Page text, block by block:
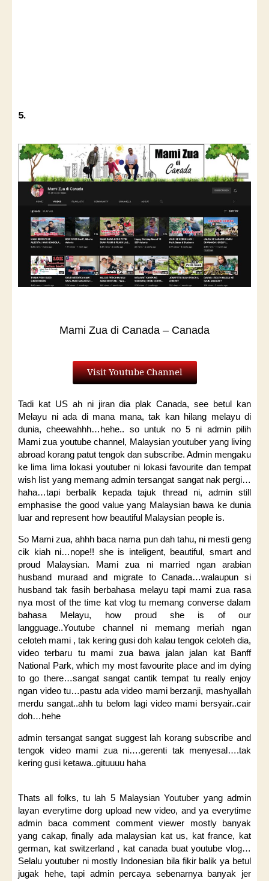
5.
Mami Zua di Canada – Canada
Visit Youtube Channel
Tadi kat US ah ni jiran dia plak Canada, see betul kan
Melayu ni ada di mana mana, tak kan hilang melayu di
dunia, cheewahhh…hehe.. so untuk no 5 ni admin pilih
Mami zua youtube channel, Malaysian youtuber yang living
abroad korang patut tengok dan subscribe. Admin mengaku
ke lima lima lokasi youtuber ni lokasi favourite dan tempat
wish list yang memang admin tersangat sangat nak pergi…
haha…tapi berbalik kepada tajuk thread ni, admin still
emphasise the good value yang Malaysian bawa ke dunia
luar and represent how beautiful Malaysian people is.
So Mami zua, ahhh baca nama pun dah tahu, ni mesti geng
cik kiah ni…nope!! she is inteligent, beautiful, smart and
proud Malaysian. Mami zua ni married ngan arabian
husband muraad and migrate to Canada…walaupun si
husband tak fasih berbahasa melayu tapi mami zua rasa
nya most of the time kat vlog tu memang converse dalam
bahasa Melayu, how proud she is of our
langguage..Youtube channel ni memang meriah ngan
celoteh mami , tak kering gusi doh kalau tengok celoteh dia,
video terbaru tu mami zua bawa jalan jalan kat Banff
National Park, which my most favourite place and im dying
to go there…sangat sangat cantik tempat tu really enjoy
ngan video tu…pastu ada video mami berzanji, mashyallah
merdu sangat..ahh tu belom lagi video mami bersyair..cair
doh…hehe
admin tersangat sangat suggest lah korang subscribe and
tengok video mami zua ni….gerenti tak menyesal….tak
kering gusi ketawa..gituuuu haha
Thats all folks, tu lah 5 Malaysian Youtuber yang admin
layan everytime dorg upload new video, and ya everytime
admin baca comment comment viewer mostly banyak
yang cakap, finally ada malaysian kat us, kat france, kat
german, kat switzerland , kat canada buat youtube vlog…
Selalu youtuber ni mostly Indonesian bila fikir balik ya betul
jugak hehe, tapi admin percaya sebenarnya banyak jer